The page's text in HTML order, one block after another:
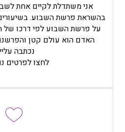
אני משתדלת לקיים אחת
בהשראת פרשת השבוע.
על פרשת השבוע לפי דרכו של
האדם הוא עולם קטן
נכתבה
לחצו לפרטים
חלקי השיעורים הופך
מאמרים על פי